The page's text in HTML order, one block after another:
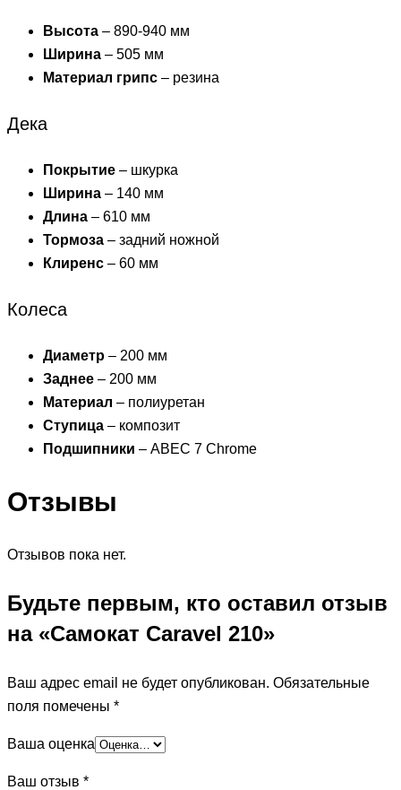
Высота – 890-940 мм
Ширина – 505 мм
Материал грипс – резина
Дека
Покрытие – шкурка
Ширина – 140 мм
Длина – 610 мм
Тормоза – задний ножной
Клиренс – 60 мм
Колеса
Диаметр – 200 мм
Заднее – 200 мм
Материал – полиуретан
Ступица – композит
Подшипники – ABEC 7 Chrome
Отзывы
Отзывов пока нет.
Будьте первым, кто оставил отзыв
на «Самокат Caravel 210»
Ваш адрес email не будет опубликован. Обязательные
поля помечены *
Ваша оценка
Ваш отзыв *